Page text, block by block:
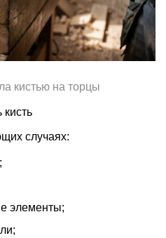
кистью на торцы
кисть
случаях:
элементы;